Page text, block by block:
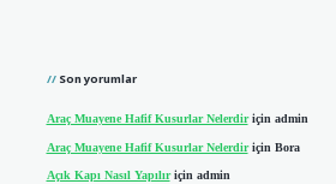
Son yorumlar
Araç Muayene Hafif Kusurlar Nelerdiriçin admin
Araç Muayene Hafif Kusurlar Nelerdiriçin Bora
Açık Kapı Nasıl Yapılıriçin admin